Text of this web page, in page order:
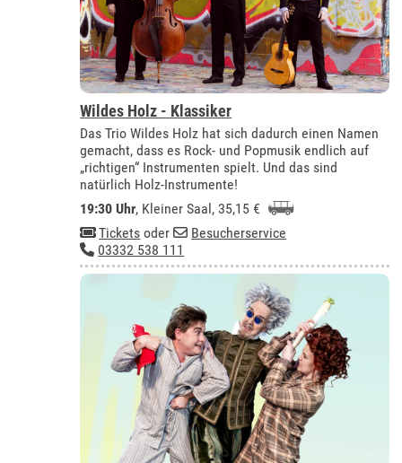
Wildes Holz - Klassiker
Das Trio Wildes Holz hat sich dadurch einen Namen
gemacht, dass es Rock- und Popmusik endlich auf
„richtigen“ Instrumenten spielt. Und das sind
natürlich Holz-Instrumente!
19:30 Uhr, Kleiner Saal , 35,15 €
Tickets oder
Besucherservice
03332 538 111